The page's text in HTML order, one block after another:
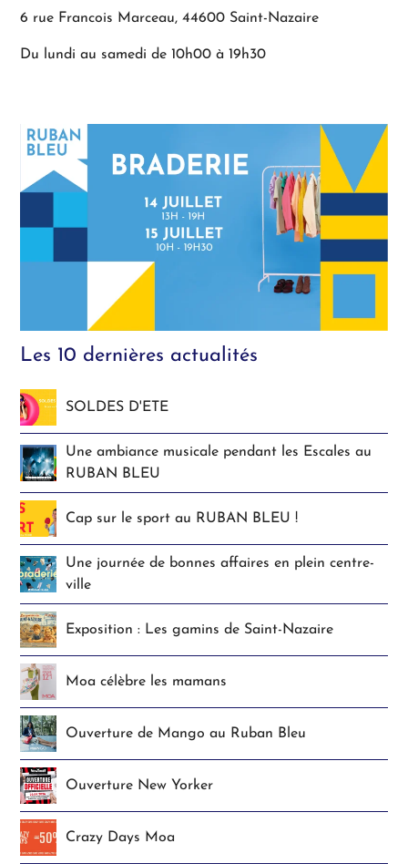
6 rue Francois Marceau, 44600 Saint-Nazaire
Du lundi au samedi de 10h00 à 19h30
Les 10 dernières actualités
SOLDES D'ETE
Une ambiance musicale pendant les Escales au
RUBAN BLEU
Cap sur le sport au RUBAN BLEU !
Une journée de bonnes affaires en plein centre-
ville
Exposition : Les gamins de Saint-Nazaire
Moa célèbre les mamans
Ouverture de Mango au Ruban Bleu
Ouverture New Yorker
Crazy Days Moa